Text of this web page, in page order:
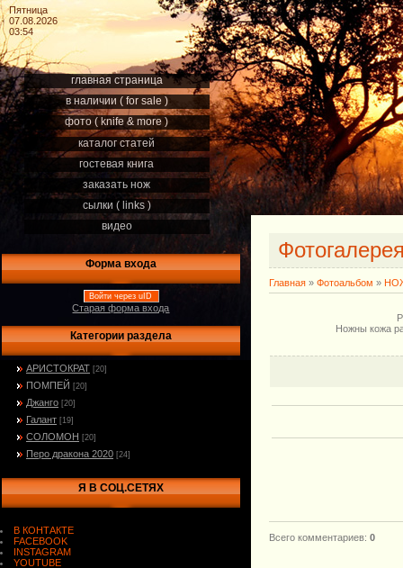
Пятница
07.08.2026
03:54
главная страница
в наличии ( for sale )
фото ( knife & more )
каталог статей
гостевая книга
заказать нож
сылки ( links )
видео
Форма входа
Войти через uID
Старая форма входа
Категории раздела
АРИСТОКРАТ [20]
ПОМПЕЙ [20]
Джанго [20]
Галант [19]
СОЛОМОН [20]
Перо дракона 2020 [24]
Я В СОЦ.СЕТЯХ
В КОНТАКТЕ
FACEBOOK
INSTAGRAM
YOUTUBE
Главная » Фотоальбом »
Ножны кожа
Всего комментариев: 0